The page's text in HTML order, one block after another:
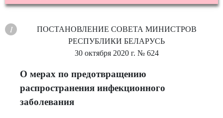
ПОСТАНОВЛЕНИЕ СОВЕТА МИНИСТРОВ
РЕСПУБЛИКИ БЕЛАРУСЬ
30 октября 2020 г. № 624
О мерах по предотвращению
распространения инфекционного
заболевания